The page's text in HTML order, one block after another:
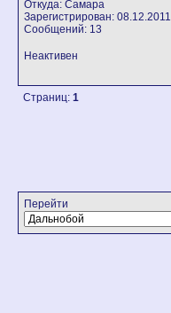
Откуда: Самара
Зарегистрирован: 08.12.2011
Сообщений: 13
Неактивен
Страниц: 1
Перейти